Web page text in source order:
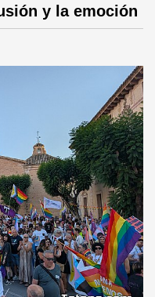
y la emoción